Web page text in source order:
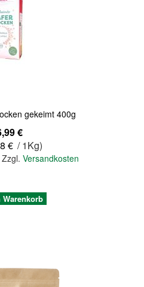
gekeimt 400g
€
€ / 1Kg)
Zzgl. Versandkosten
Warenkorb